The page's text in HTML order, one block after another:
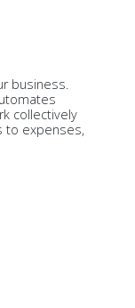
business.
collectively
to expenses,